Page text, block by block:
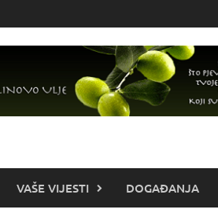
VAŠE VIJESTI DOGAĐANJA